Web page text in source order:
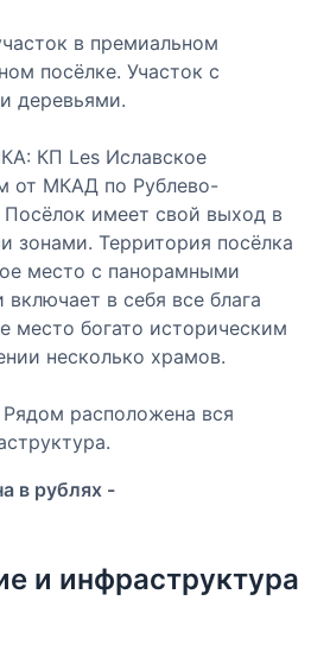
в премиальном
посёлке. Участок с
деревьями.
КП Les Иславское
от МКАД по Рублево-
имеет свой выход в
зонами. Территория посёлка
место с панорамными
в себя все блага
место богато историческим
несколько храмов.
расположена вся
в рублях -
и инфраструктура